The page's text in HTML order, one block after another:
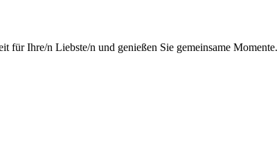
für Ihre/n Liebste/n und genießen Sie gemeinsame Momente.